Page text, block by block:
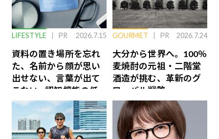
LIFESTYLE PR 2026.7.15
資料の置き場所を忘れ
た、名前から顔が思い
出せない、言葉が出て
こない…認知機能の低
下を救う、脳のインナ
ーケアとは
GOURMET PR 2026.7.24
大分から世界へ。100％
麦焼酎の元祖・二階堂
酒造が挑む、革新のグ
ローバル戦略